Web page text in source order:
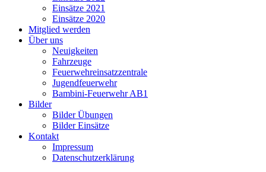
Einsätze 2021
Einsätze 2020
Mitglied werden
Über uns
Neuigkeiten
Fahrzeuge
Feuerwehreinsatzzentrale
Jugendfeuerwehr
Bambini-Feuerwehr AB1
Bilder
Bilder Übungen
Bilder Einsätze
Kontakt
Impressum
Datenschutzerklärung